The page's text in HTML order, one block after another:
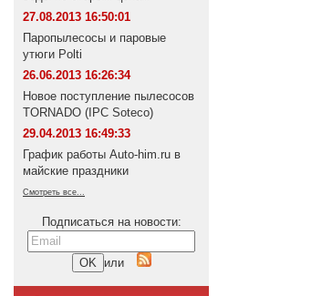
27.08.2013 16:50:01
Паропылесосы и паровые
утюги Polti
26.06.2013 16:26:34
Новое поступление пылесосов
TORNADO (IPC Soteco)
29.04.2013 16:49:33
График работы Auto-him.ru в
майские праздники
Смотреть все...
Подписаться на новости:
или